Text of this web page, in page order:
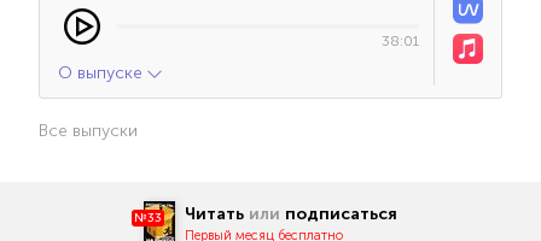
38:01
О выпуске
Все выпуски
№33 Читать или подписаться
Первый месяц бесплатно